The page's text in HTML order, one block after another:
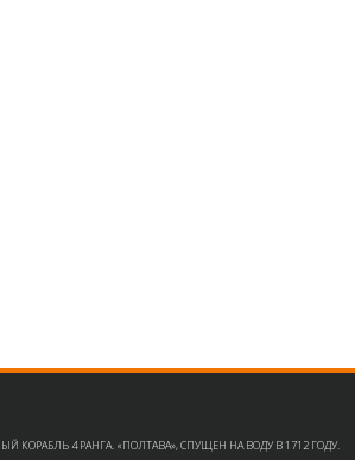
КОРАБЛЬ 4 РАНГА. «ПОЛТАВА», СПУЩЕН НА ВОДУ В 1712 ГОДУ.